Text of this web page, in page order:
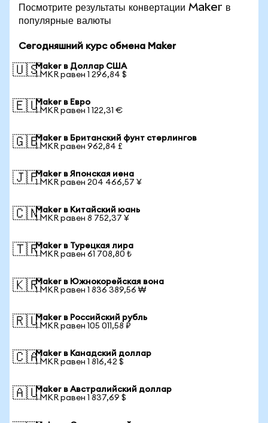
Посмотрите результаты конвертации Maker в
популярные валюты
Сегодняшний курс обмена Maker
🇺🇸Maker в Доллар США
1 MKR равен 1 296,84 $
🇪🇺Maker в Евро
1 MKR равен 1 122,31 €
🇬🇧Maker в Британский фунт стерлингов
1 MKR равен 962,84 £
🇯🇵Maker в Японская иена
1 MKR равен 204 466,57 ¥
🇨🇳Maker в Китайский юань
1 MKR равен 8 752,37 ¥
🇹🇷Maker в Турецкая лира
1 MKR равен 61 708,80 ₺
🇰🇷Maker в Южнокорейская вона
1 MKR равен 1 836 389,56 ₩
🇷🇺Maker в Российский рубль
1 MKR равен 105 011,58 ₽
🇨🇦Maker в Канадский доллар
1 MKR равен 1 816,42 $
🇦🇺Maker в Австралийский доллар
1 MKR равен 1 837,69 $